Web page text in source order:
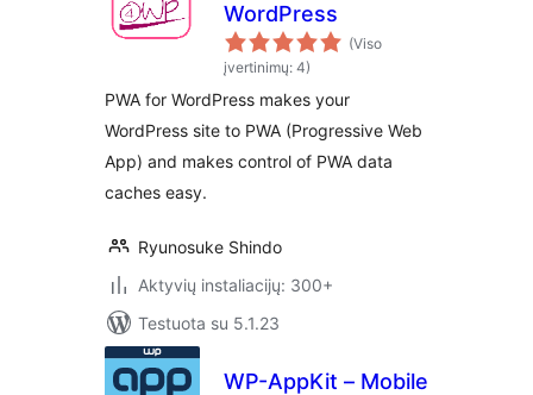
WordPress
(Viso
įvertinimų: 4)
PWA for WordPress makes your
WordPress site to PWA (Progressive Web
App) and makes control of PWA data
caches easy.
Ryunosuke Shindo
Aktyvių instaliacijų: 300+
Testuota su 5.1.23
WP-AppKit – Mobile